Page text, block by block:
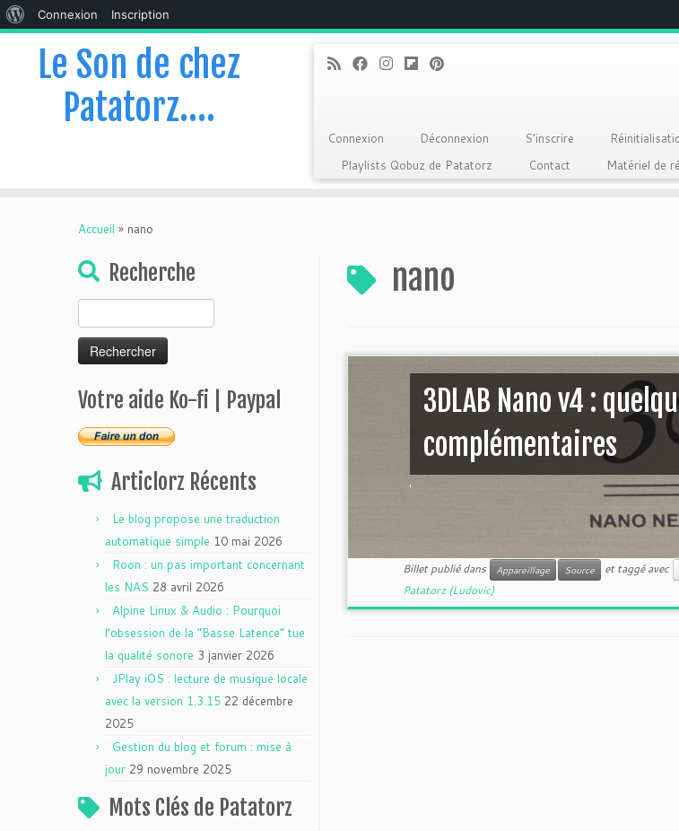
WordPress
Connexion
Inscription
Le Son de chez
Patatorz….
Connexion Déconnexion S’inscrire
Playlists Qobuz de Patatorz
Contact Matériel de
Accueil » nano
Recherche
Votre aide Ko-fi | Paypal
Articlorz Récents
Le blog propose une traduction
automatique simple 10 mai 2026
Roon : un pas important concernant
les NAS 28 avril 2026
Alpine Linux & Audio : Pourquoi
l’obsession de la “Basse Latence” tue
la qualité sonore 3 janvier 2026
JPlay iOS : lecture de musique locale
avec la version 1.3.15 22 décembre
2025
Gestion du blog et forum : mise à
jour 29 novembre 2025
Mots Clés de Patatorz
nano
3DLAB Nano v4 :
complémentaires
Billet publié dans Appareillage Source et taggé avec
Patatorz (Ludovic)